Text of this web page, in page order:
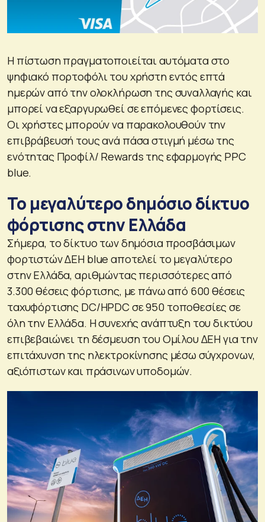
Η πίστωση πραγματοποιείται αυτόματα στο
ψηφιακό πορτοφόλι του χρήστη εντός επτά
ημερών από την ολοκλήρωση της συναλλαγής και
μπορεί να εξαργυρωθεί σε επόμενες φορτίσεις.
Οι χρήστες μπορούν να παρακολουθούν την
επιβράβευσή τους ανά πάσα στιγμή μέσω της
ενότητας Προφίλ/ Rewards της εφαρμογής PPC
blue.
Το μεγαλύτερο δημόσιο δίκτυο
φόρτισης στην Ελλάδα
Σήμερα, το δίκτυο των δημόσια προσβάσιμων
φορτιστών ΔΕΗ blue αποτελεί το μεγαλύτερο
στην Ελλάδα, αριθμώντας περισσότερες από
3.300 θέσεις φόρτισης, με πάνω από 600 θέσεις
ταχυφόρτισης DC/HPDC σε 950 τοποθεσίες σε
όλη την Ελλάδα. Η συνεχής ανάπτυξη του δικτύου
επιβεβαιώνει τη δέσμευση του Ομίλου ΔΕΗ για την
επιτάχυνση της ηλεκτροκίνησης μέσω σύγχρονων,
αξιόπιστων και πράσινων υποδομών.